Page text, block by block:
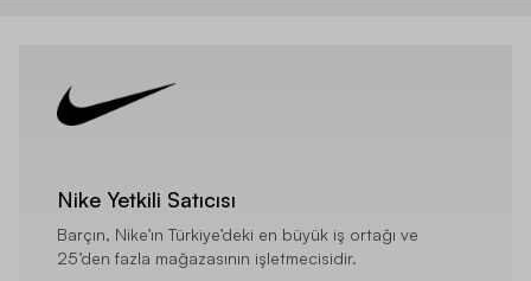
Nike Yetkili Satıcısı
Barçın, Nike’ın Türkiye’deki en büyük iş ortağı ve
25’den fazla mağazasının işletmecisidir.